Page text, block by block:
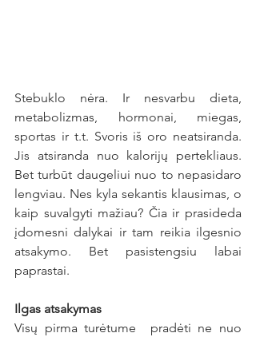
Stebuklo nėra. Ir nesvarbu dieta,
metabolizmas, hormonai, miegas,
sportas ir t.t. Svoris iš oro neatsiranda.
Jis atsiranda nuo kalorijų pertekliaus.
Bet turbūt daugeliui nuo to nepasidaro
lengviau. Nes kyla sekantis klausimas, o
kaip suvalgyti mažiau? Čia ir prasideda
įdomesni dalykai ir tam reikia ilgesnio
atsakymo. Bet pasistengsiu labai
paprastai.
Ilgas atsakymas
Visų pirma turėtume  pradėti ne nuo